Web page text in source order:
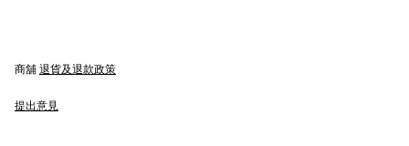
商舖 退貨及退款政策
提出意見